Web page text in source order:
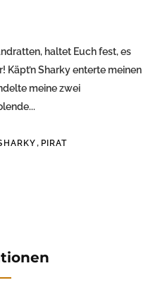
haltet Euch fest, es
Sharky enterte meinen
meine zwei
, PIRAT